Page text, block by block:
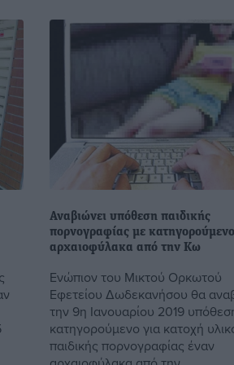
Αναβιώνει υπόθεση παιδικής
πορνογραφίας με κατηγορούμενο
αρχαιοφύλακα από την Κω
Ενώπιον του Μικτού Ορκωτού
Εφετείου Δωδεκανήσου θα
την 9η Ιανουαρίου 2019
κατηγορούμενο για κατοχή
παιδικής πορνογραφίας έναν